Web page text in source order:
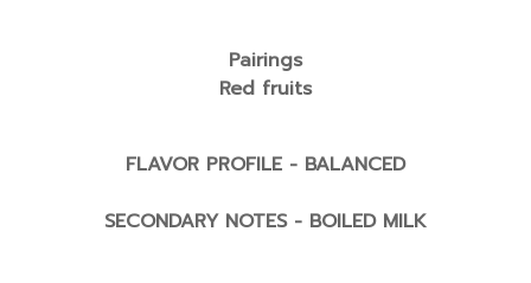
Pairings
Red fruits
FLAVOR PROFILE - BALANCED
SECONDARY NOTES - BOILED MILK